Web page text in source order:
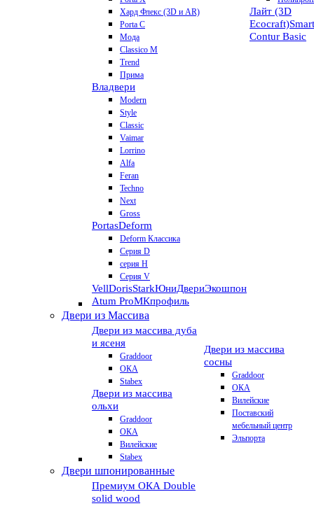
Хард Флекс (3D и AR)
Porta C
Мода
Classico M
Trend
Прима
Владвери
Modern
Style
Classic
Vaimar
Lorrino
Alfa
Feran
Techno
Next
Gross
PortasDeform
Deform Классика
Серия D
серия H
Серия V
VellDorisStarkЮниДвериЭкошпон
Atum ProМКпрофиль
Лайт (3D
Ecocraft)Smart
Contur Basic
Двери из Массива
Двери из массива дуба
и ясеня
Graddoor
ОКА
Stabex
Двери из массива
ольхи
Graddoor
ОКА
Вилейские
Stabex
Двери из массива
сосны
Graddoor
ОКА
Вилейские
Поставский
мебельный центр
Эльпорта
Двери шпонированные
Премиум ОКА Double
solid wood